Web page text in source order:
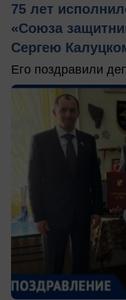
75 лет
«Союза
Сергею
Его поздравили